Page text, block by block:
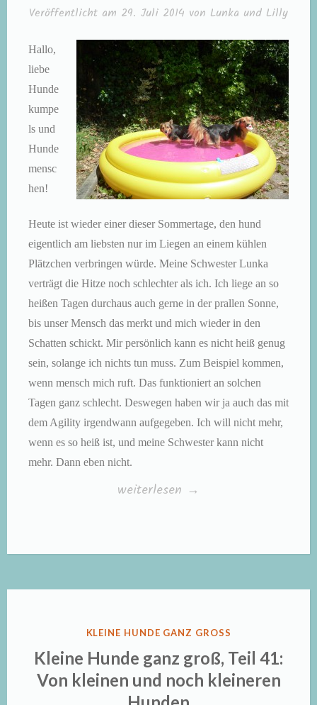
Veröffentlicht am 29. Juli 2014 von Lunka und Lilly
Hallo,
liebe
Hunde
kumpe
ls und
Hunde
mensc
hen!
Heute ist wieder einer dieser Sommertage, den hund
eigentlich am liebsten nur im Liegen an einem kühlen
Plätzchen verbringen würde. Meine Schwester Lunka
verträgt die Hitze noch schlechter als ich. Ich liege an so
heißen Tagen durchaus auch gerne in der prallen Sonne,
bis unser Mensch das merkt und mich wieder in den
Schatten schickt. Mir persönlich kann es nicht heiß genug
sein, solange ich nichts tun muss. Zum Beispiel kommen,
wenn mensch mich ruft. Das funktioniert an solchen
Tagen ganz schlecht. Deswegen haben wir ja auch das mit
dem Agility irgendwann aufgegeben. Ich will nicht mehr,
wenn es so heiß ist, und meine Schwester kann nicht
mehr. Dann eben nicht.
„Kleine
groß,
So
eine
Hitze!“
weiterlesen →
VERÖFFENTLICHT
KLEINE HUNDE GANZ GROSS
Kleine Hunde ganz groß, Teil 41:
Von kleinen und noch kleineren